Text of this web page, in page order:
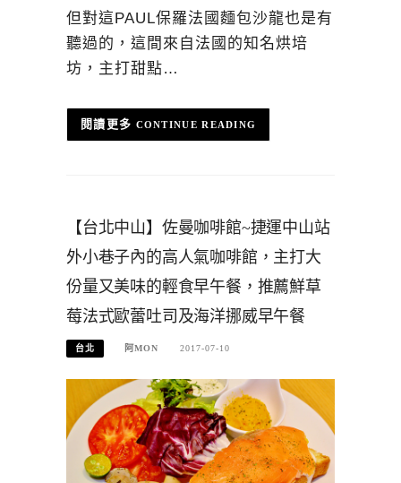
但對這PAUL保羅法國麵包沙龍也是有
聽過的，這間來自法國的知名烘培
坊，主打甜點…
CONTINUE READING
【台北中山】佐曼咖啡館~捷運中山站
外小巷子內的高人氣咖啡館，主打大
份量又美味的輕食早午餐，推薦鮮草
莓法式歐蕾吐司及海洋挪威早午餐
台北 阿MON 2017-07-10